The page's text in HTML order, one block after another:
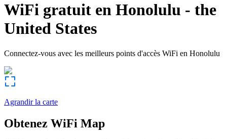
WiFi gratuit en Honolulu - the
United States
Connectez-vous avec les meilleurs points d'accès WiFi en Honolulu
Agrandir la carte
Obtenez WiFi Map